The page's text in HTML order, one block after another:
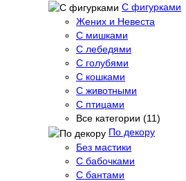
С фигурками
Жених и Невеста
С мишками
С лебедями
С голубями
С кошками
С животными
С птицами
Все категории (11)
По декору
Без мастики
С бабочками
С бантами